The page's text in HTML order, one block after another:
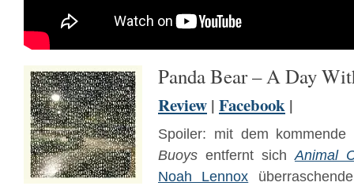
Panda Bear – A Day
Review | Facebook |
Spoiler: mit dem kommende
Buoys entfernt sichAnimal
Noah Lennox